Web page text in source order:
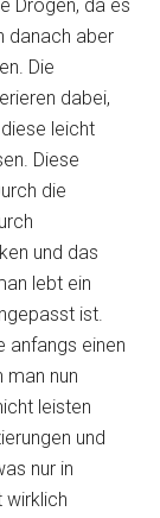
Drogen, da es
danach aber
Die
dabei,
leicht
Diese
die
und das
lebt ein
ist.
anfangs einen
man nun
leisten
und
nur in
wirklich